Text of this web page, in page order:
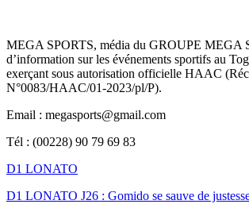
MEGA SPORTS, média du GROUPE MEGA
d’information sur les événements sportifs au
exerçant sous autorisation officielle HAAC
N°0083/HAAC/01-2023/pl/P).
Email : megasports@gmail.com
Tél : (00228) 90 79 69 83
D1 LONATO
D1 LONATO J26 : Gomido se sauve de